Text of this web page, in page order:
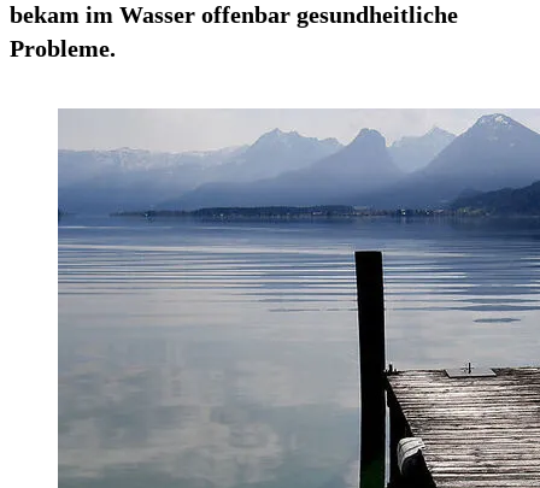
bekam im Wasser offenbar gesundheitliche
Probleme.